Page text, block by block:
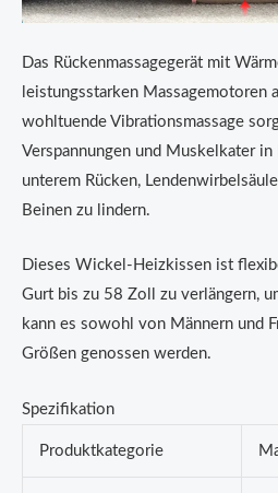
Das Rückenmassagegerät mit
leistungsstarken Massagemotoren
wohltuende Vibrationsmassage
Verspannungen und Muskelkater in
unterem Rücken,
Beinen zu lindern.
Dieses Wickel-Heizkissen ist
Gurt bis zu 58 Zoll zu verlängern,
kann es sowohl von Männern und
Größen genossen werden.
Spezifikation
Produktkategorie